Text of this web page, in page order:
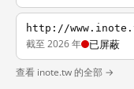
http://
截至 2026 年 已屏蔽
查看 inote.tw 的全部 →